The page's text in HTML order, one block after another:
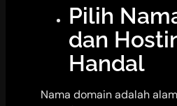
Pilih
dan
Handal
Nama domain adalah